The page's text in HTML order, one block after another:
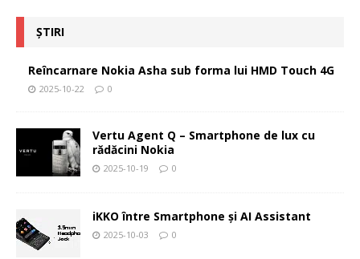
ȘTIRI
Reîncarnare Nokia Asha sub forma lui HMD Touch 4G
2025-10-22 0
Vertu Agent Q – Smartphone de lux cu
rădăcini Nokia
2025-10-19 0
iKKO între Smartphone și AI Assistant
2025-10-03 0